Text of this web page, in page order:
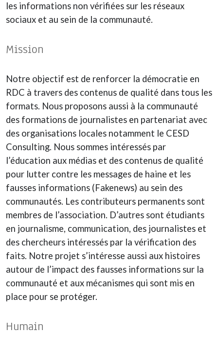
les informations non vérifiées sur les réseaux
sociaux et au sein de la communauté.
Mission
Notre objectif est de renforcer la démocratie en
RDC à travers des contenus de qualité dans tous les
formats. Nous proposons aussi à la communauté
des formations de journalistes en partenariat avec
des organisations locales notamment le CESD
Consulting. Nous sommes intéressés par
l’éducation aux médias et des contenus de qualité
pour lutter contre les messages de haine et les
fausses informations (Fakenews) au sein des
communautés. Les contributeurs permanents sont
membres de l’association. D’autres sont étudiants
en journalisme, communication, des journalistes et
des chercheurs intéressés par la vérification des
faits. Notre projet s’intéresse aussi aux histoires
autour de l’impact des fausses informations sur la
communauté et aux mécanismes qui sont mis en
place pour se protéger.
Humain